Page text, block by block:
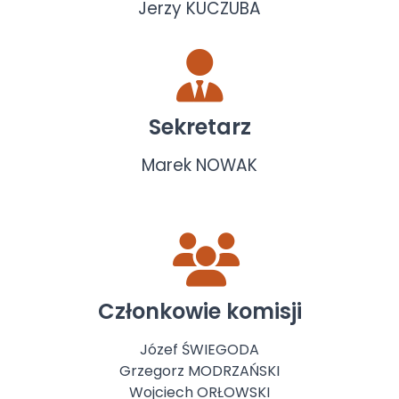
Jerzy KUCZUBA
Sekretarz
Marek NOWAK
Członkowie komisji
Józef ŚWIEGODA
Grzegorz MODRZAŃSKI
Wojciech ORŁOWSKI